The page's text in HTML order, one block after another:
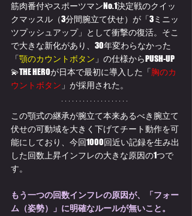
筋肉番付やスポーツマンNo.1決定戦のクイッ
クマッスル（3分間腕立て伏せ）が「3ミニッ
ツプッシュアップ」として衝撃の復活。 そこ
で大きな新化があり、 30年変わらなかった
「顎のカウントボタン 」の仕様からPUSH-UP
💫THE HEROが日本で最初に導入した「胸のカ
ウントボタン 」が採用された。
この顎式の継承が腕立て本来あるべき腕立て
伏せの可動域を大きく下げてチート動作を可
能にしており、今回1000回近い記録を生み出
した回数上昇インフレの大きな原因の1つで
す。
もう一つの回数インフレの原因が、「フォー
ム（姿勢）」に明確なルールが無いこと。